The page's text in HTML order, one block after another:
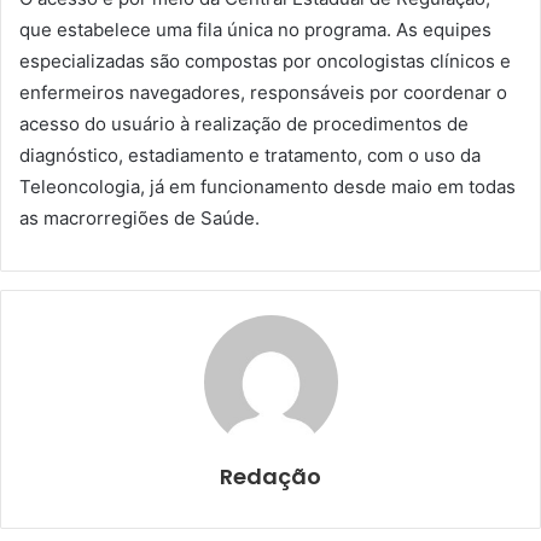
que estabelece uma fila única no programa. As equipes
especializadas são compostas por oncologistas clínicos e
enfermeiros navegadores, responsáveis por coordenar o
acesso do usuário à realização de procedimentos de
diagnóstico, estadiamento e tratamento, com o uso da
Teleoncologia, já em funcionamento desde maio em todas
as macrorregiões de Saúde.
Redação